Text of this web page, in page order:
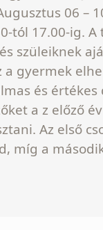
06 –
tól 17.00-ig.
szüleiknek
gyermek
és
a z előző
Az első
míg a